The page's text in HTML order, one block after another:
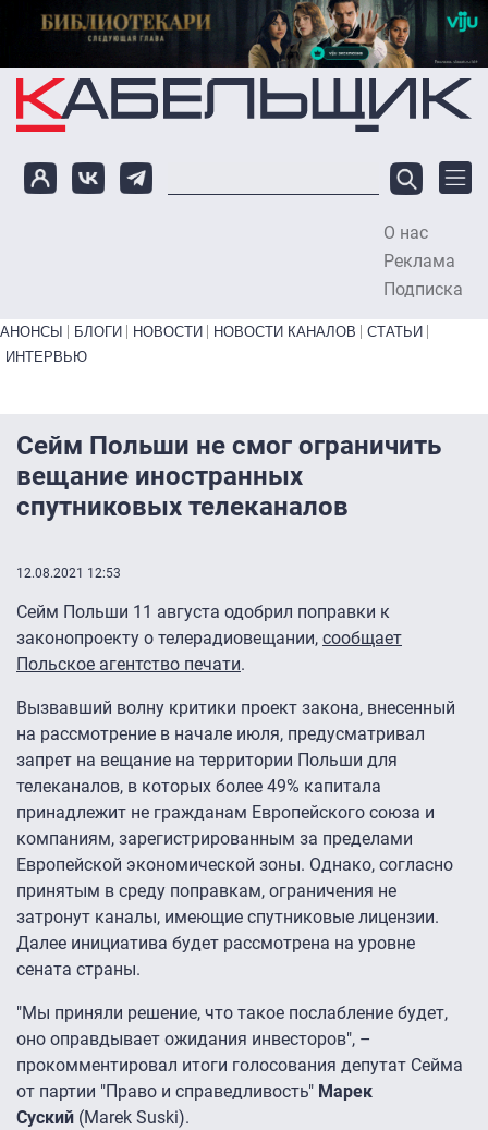
Перейти к основному содержанию
О нас
Реклама
Подписка
Primary links bottom
АНОНСЫ БЛОГИ НОВОСТИ НОВОСТИ КАНАЛОВ
СТАТЬИ
ИНТЕРВЬЮ
Сейм Польши не смог ограничить
вещание иностранных
спутниковых телеканалов
12.08.2021 12:53
Сейм Польши 11 августа одобрил поправки к
законопроекту о телерадиовещании, сообщает
Польское агентство печати.
Вызвавший волну критики проект закона, внесенный
на рассмотрение в начале июля, предусматривал
запрет на вещание на территории Польши для
телеканалов, в которых более 49% капитала
принадлежит не гражданам Европейского союза и
компаниям, зарегистрированным за пределами
Европейской экономической зоны. Однако, согласно
принятым в среду поправкам, ограничения не
затронут каналы, имеющие спутниковые лицензии.
Далее инициатива будет рассмотрена на уровне
сената страны.
"Мы приняли решение, что такое послабление будет,
оно оправдывает ожидания инвесторов", –
прокомментировал итоги голосования депутат Сейма
от партии "Право и справедливость" Марек
Суский (Marek Suski).